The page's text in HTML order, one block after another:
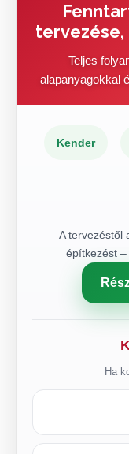
Teljes
alapanyagokkal
Kender
A tervezéstől
építkezést –
Ha